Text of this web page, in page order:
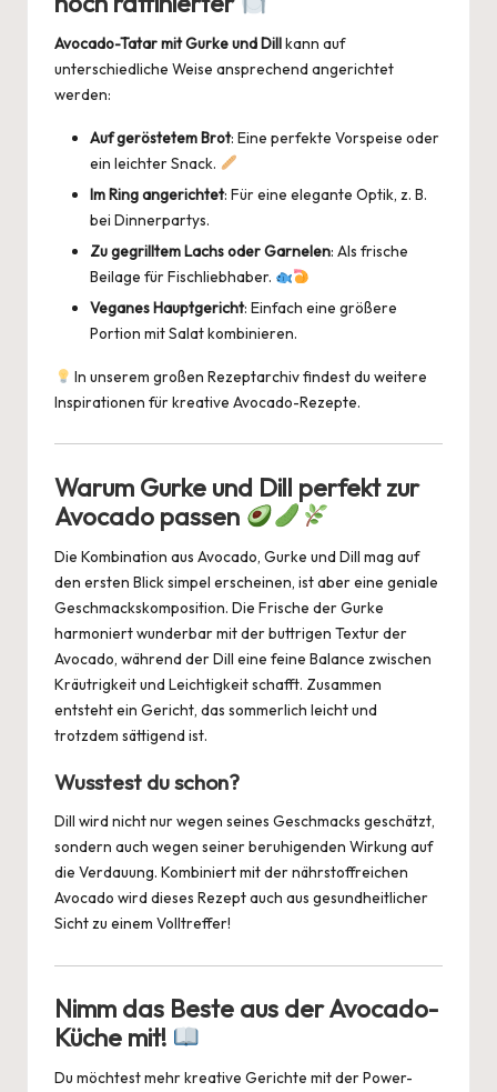
Avocado-Tatar mit Gurke und Dillkann auf
unterschiedliche Weise ansprechend angerichtet
werden:
Auf geröstetem Brot: Eine perfekte Vorspeise oder
ein leichter Snack.
Im Ring angerichtet: Für eine elegante Optik, z. B.
bei Dinnerpartys.
Zu gegrilltem Lachs oder Garnelen: Als frische
Beilage für Fischliebhaber.
Veganes Hauptgericht: Einfach eine größere
Portion mit Salat kombinieren.
In unserem großenRezeptarchivfindest du weitere
Inspirationen für kreative Avocado-Rezepte.
Warum Gurke und Dill perfekt zur
Avocado passen
Die Kombination aus Avocado, Gurke und Dill mag auf
den ersten Blick simpel erscheinen, ist aber eine geniale
Geschmackskomposition. Die Frische der Gurke
harmoniert wunderbar mit der buttrigen Textur der
Avocado, während der Dill eine feine Balance zwischen
Kräutrigkeit und Leichtigkeit schafft. Zusammen
entsteht ein Gericht, das sommerlich leicht und
trotzdem sättigend ist.
Wusstest du schon?
Dill wird nicht nur wegen seines Geschmacks geschätzt,
sondern auch wegen seiner beruhigenden Wirkung auf
die Verdauung. Kombiniert mit der nährstoffreichen
Avocado wird dieses Rezept auch aus gesundheitlicher
Sicht zu einem Volltreffer!
Nimm das Beste aus der Avocado-
Küche mit!
Du möchtest mehr kreative Gerichte mit der Power-